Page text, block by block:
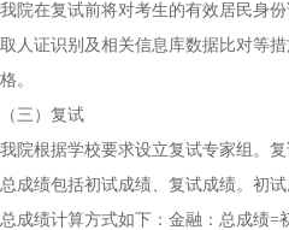
我院在复试前将对考生的有效居民身
取人证识别及相关信息库数据比对等
格。
（三）复试
我院根据学校要求设立复试专家组。
总成绩包括初试成绩、复试成绩。初
总成绩计算方式如下：金融：总成绩=